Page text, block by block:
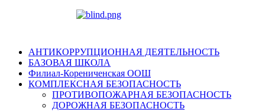
АНТИКОРРУПЦИОННАЯ ДЕЯТЕЛЬНОСТЬ
БАЗОВАЯ ШКОЛА
Филиал-Корениченская ООШ
КОМПЛЕКСНАЯ БЕЗОПАСНОСТЬ
ПРОТИВОПОЖАРНАЯ БЕЗОПАСНОСТЬ
ДОРОЖНАЯ БЕЗОПАСНОСТЬ